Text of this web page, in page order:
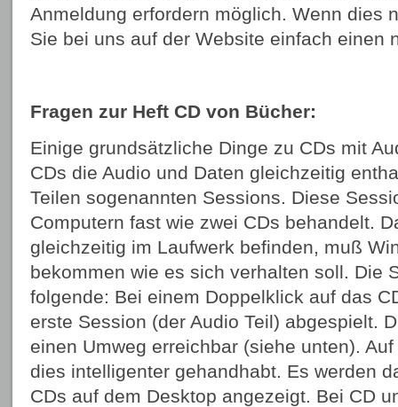
Anmeldung erfordern möglich. Wenn dies
Sie bei uns auf der Website einfach einen
Fragen zur Heft CD von Bücher:
Einige grundsätzliche Dinge zu CDs mit
CDs die Audio und Daten gleichzeitig
Teilen sogenannten Sessions. Diese
Computern fast wie zwei CDs behandelt.
gleichzeitig im Laufwerk befinden, muß
bekommen wie es sich verhalten soll. Die
folgende: Bei einem Doppelklick auf das
erste Session (der Audio Teil) abgespielt.
einen Umweg erreichbar (siehe unten).
dies intelligenter gehandhabt. Es werden
CDs auf dem Desktop angezeigt. Bei CD